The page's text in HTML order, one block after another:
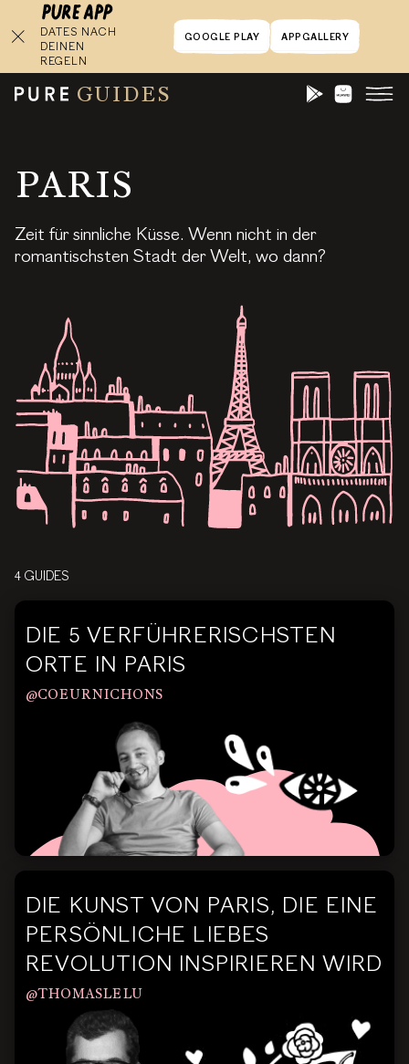
DATES NACH
DEINEN
REGELN
GOOGLE PLAY APPGALLERY
GUIDES
PARIS
Zeit für sinnliche Küsse. Wenn nicht in der
romantischsten Stadt der Welt, wo dann?
4 GUIDES
DIE 5 VERFÜHRERISCHSTEN
ORTE IN PARIS
@COEURNICHONS
DIE KUNST VON PARIS, DIE EINE
PERSÖNLICHE LIEBES
REVOLUTION INSPIRIEREN WIRD
@THOMASLELU